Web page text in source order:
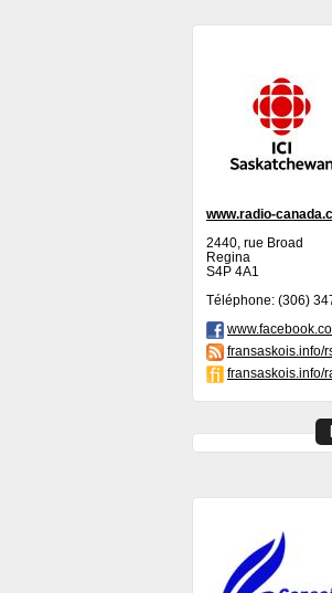
www.radio-
2440, rue Broad
Regina
S4P 4A1
Téléphone: (306)
fransaskois.info/
fransaskois.info/